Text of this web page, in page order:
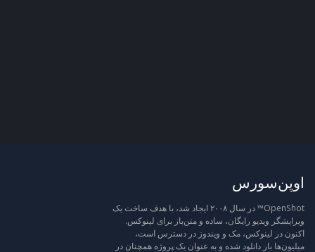
اوپن‌سورس
OpenShot™ در سال ۲۰۰۸ ایجاد شد، با هدف ساخت یک
ویرایشگر ویدیو رایگان، ساده و متن‌باز برای لینوکس.
اکنون در لینوکس، مک و ویندوز در دسترس است،
میلیون‌ها بار دانلود شده و به عنوان یک پروژه همچنان در